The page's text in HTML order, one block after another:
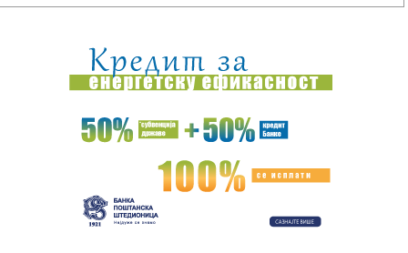
22:45:Odbojkašice Srbije pobedile Rusiju u prijateljskom meču
22:40:Preokret naših odbojkašica: Uspešan test uoči Evropskog
prven...
Crveni alarm u Rumuniji: Snažna oluja napravila haos;
22:37:Grčke plaže pod lupom inspekcije: Vlasnici ležaljki strepe